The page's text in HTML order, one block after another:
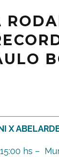
X
hs –